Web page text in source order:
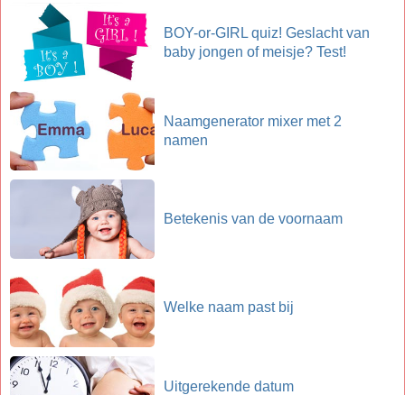
BOY-or-GIRL quiz! Geslacht van
baby jongen of meisje? Test!
Naamgenerator mixer met 2
namen
Betekenis van de voornaam
Welke naam past bij
Uitgerekende datum